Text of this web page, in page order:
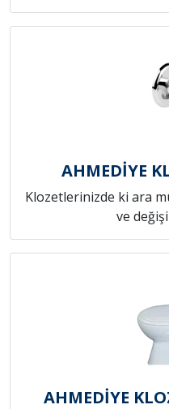
AHMEDİYE
Klozetlerinizde ki ara
ve
AHMEDİYE